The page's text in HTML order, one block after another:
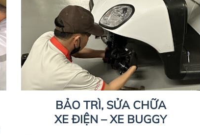
BẢO TRÌ, SỬA CHỮA
XE ĐIỆN – XE BUGGY